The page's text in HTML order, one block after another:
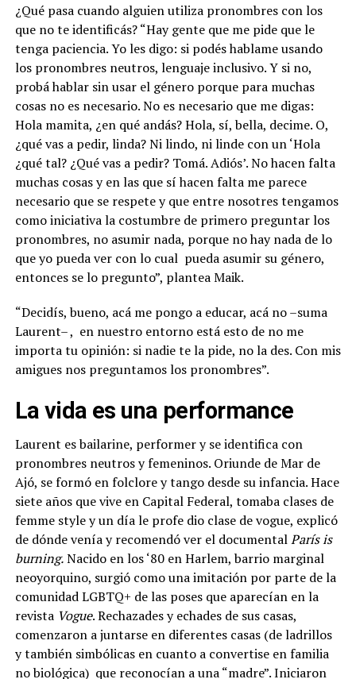
¿Qué pasa cuando alguien utiliza pronombres con los
que no te identificás? “Hay gente que me pide que le
tenga paciencia. Yo les digo: si podés hablame usando
los pronombres neutros, lenguaje inclusivo. Y si no,
probá hablar sin usar el género porque para muchas
cosas no es necesario. No es necesario que me digas:
Hola mamita, ¿en qué andás? Hola, sí, bella, decime. O,
¿qué vas a pedir, linda? Ni lindo, ni linde con un ‘Hola
¿qué tal? ¿Qué vas a pedir? Tomá. Adiós’. No hacen falta
muchas cosas y en las que sí hacen falta me parece
necesario que se respete y que entre nosotres tengamos
como iniciativa la costumbre de primero preguntar los
pronombres, no asumir nada, porque no hay nada de lo
que yo pueda ver con lo cual pueda asumir su género,
entonces se lo pregunto”, plantea Maik.
“Decidís, bueno, acá me pongo a educar, acá no –suma
Laurent– , en nuestro entorno está esto de no me
importa tu opinión: si nadie te la pide, no la des. Con mis
amigues nos preguntamos los pronombres”.
La vida es una performance
Laurent es bailarine, performer y se identifica con
pronombres neutros y femeninos. Oriunde de Mar de
Ajó, se formó en folclore y tango desde su infancia. Hace
siete años que vive en Capital Federal, tomaba clases de
femme style y un día le profe dio clase de vogue, explicó
de dónde venía y recomendó ver el documentalParís is
burning.Nacido en los ‘80 en Harlem, barrio marginal
neoyorquino, surgió como una imitación por parte de la
comunidad LGBTQ+ de las poses que aparecían en la
revista Vogue. Rechazades y echades de sus casas,
comenzaron a juntarse en diferentes casas (de ladrillos
y también simbólicas en cuanto a convertise en familia
no biológica) que reconocían a una “madre”. Iniciaron